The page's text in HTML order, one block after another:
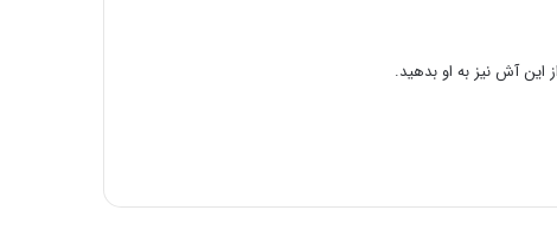
این آش نیز به او بدهید.